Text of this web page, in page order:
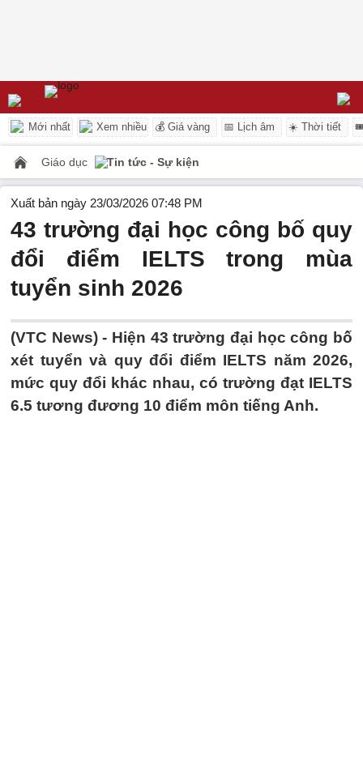
Mới nhất Xem nhiều 💰 Giá vàng 📅 Lịch âm ☀️ Thời tiết
Giáo dục Tin tức - Sự kiện
Xuất bản ngày 23/03/2026 07:48 PM
43 trường đại học công bố quy
đổi điểm IELTS trong mùa
tuyển sinh 2026
(VTC News) - Hiện 43 trường đại học công bố
xét tuyển và quy đổi điểm IELTS năm 2026,
mức quy đổi khác nhau, có trường đạt IELTS
6.5 tương đương 10 điểm môn tiếng Anh.